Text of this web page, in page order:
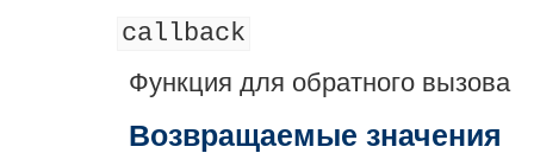
callback
Функция для обратного вызова
Возвращаемые значения